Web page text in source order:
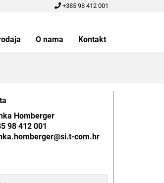
+385 98 412 001
O nama Kontakt
Homberger
98 412 001
com.hr